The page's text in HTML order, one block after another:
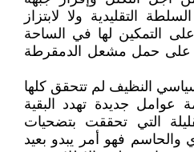
التقليدية ولا لابتزاز
التمكين لها في الساحة
على حمل مشعل الدمقرطة
النظيف لم تتحقق كلها
عوامل جديدة تهدد البقية
التي تحققت بتضحيات
والحاسم فهو أمر يبدو بعيد